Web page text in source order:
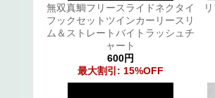
無双真鯛フリースライドネクタイ
フックセットツインカーリースリ
ム＆ストレートバイトラッシュチ
ャート
600円
最大割引: 15%OFF